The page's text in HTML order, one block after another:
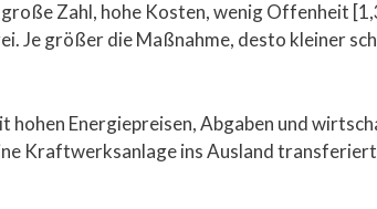
Zahl, hohe Kosten, wenig Offenheit
Je größer die Maßnahme, desto kleiner
hohen Energiepreisen, Abgaben und
Kraftwerksanlage ins Ausland